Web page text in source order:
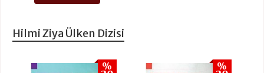
Hilmi Ziya Ülken Dizisi
% %